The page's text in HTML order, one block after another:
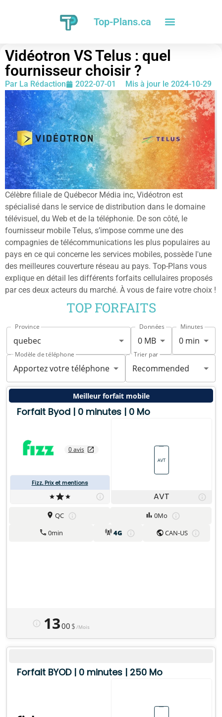
Top-Plans.ca
Vidéotron VS Telus : quel
fournisseur choisir ?
Par La Rédaction 2022-07-01 Mis à jour le 2024-10-29
Célèbre filiale de Québecor Média inc, Vidéotron est
spécialisé dans le service de distribution dans le domaine
télévisuel, du Web et de la téléphonie. De son côté, le
fournisseur mobile Telus, s’impose comme une des
compagnies de télécommunications les plus populaires au
pays en ce qui concerne les services mobiles, possède l'une
des meilleures couverture réseau au pays. Top-Plans vous
explique en détail les différents forfaits cellulaires proposés
par ces deux acteurs du marché. À vous de faire votre choix !
TOP FORFAITS